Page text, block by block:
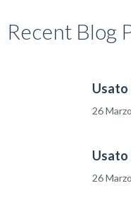
Recent Blog
Usato
26
Usato
26